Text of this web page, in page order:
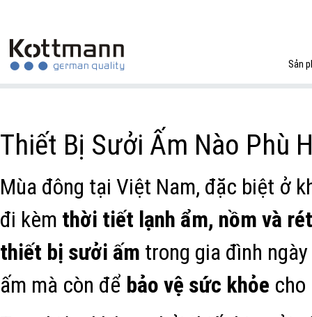
Sản
Thiết Bị Sưởi Ấm Nào Phù
Mùa đông tại Việt Nam, đặc biệt ở
đi kèm thời tiết lạnh ẩm, nồm và
thiết bị sưởi ấm trong gia đình
ấm mà còn để bảo vệ sức khỏe